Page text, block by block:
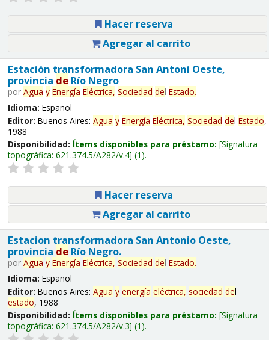
Hacer reserva
Agregar al carrito
Estación transformadora San Antoni Oeste,
provincia deRío Negro
por Agua y Energía Eléctrica, Sociedad del Estado.
Idioma: Español
Editor: Buenos Aires: Agua y Energía Eléctrica, Sociedad del Estado,
1988
Disponibilidad: Ítems disponibles para préstamo: Signatura
topográfica: 621.374.5/A282/v.4 (1).
Hacer reserva
Agregar al carrito
Estacion transformadora San Antonio Oeste,
provincia deRío Negro.
por Agua y Energía Eléctrica, Sociedad del Estado.
Idioma: Español
Editor: Buenos Aires: Agua y energía eléctrica, sociedad del
estado, 1988
Disponibilidad: Ítems disponibles para préstamo: Signatura
topográfica: 621.374.5/A282/v.3 (1).